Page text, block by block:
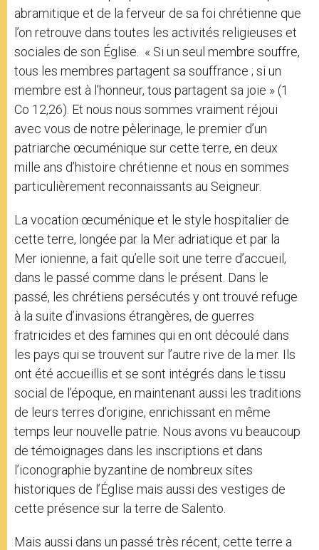
abramitique et de la ferveur de sa foi chrétienne que
l’on retrouve dans toutes les activités religieuses et
sociales de son Église. « Si un seul membre souffre,
tous les membres partagent sa souffrance ; si un
membre est à l’honneur, tous partagent sa joie » (1
Co 12,26). Et nous nous sommes vraiment réjoui
avec vous de notre pèlerinage, le premier d’un
patriarche œcuménique sur cette terre, en deux
mille ans d’histoire chrétienne et nous en sommes
particulièrement reconnaissants au Seigneur.
La vocation œcuménique et le style hospitalier de
cette terre, longée par la Mer adriatique et par la
Mer ionienne, a fait qu’elle soit une terre d’accueil,
dans le passé comme dans le présent. Dans le
passé, les chrétiens persécutés y ont trouvé refuge
à la suite d’invasions étrangères, de guerres
fratricides et des famines qui en ont découlé dans
les pays qui se trouvent sur l’autre rive de la mer. Ils
ont été accueillis et se sont intégrés dans le tissu
social de l’époque, en maintenant aussi les traditions
de leurs terres d’origine, enrichissant en même
temps leur nouvelle patrie. Nous avons vu beaucoup
de témoignages dans les inscriptions et dans
l’iconographie byzantine de nombreux sites
historiques de l’Église mais aussi des vestiges de
cette présence sur la terre de Salento.
Mais aussi dans un passé très récent, cette terre a